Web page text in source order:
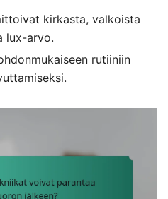
kirkasta, valkoista
lux-arvo.
rutiiniin